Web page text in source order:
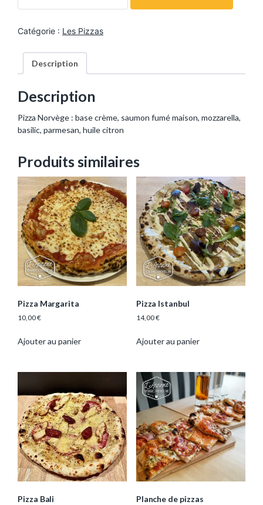
n
t
i
z
a
o
r
v
e
Catégorie : Les Pizzas
Description
Description
Pizza Norvège : base crème, saumon fumé maison, mozzarella,
basilic, parmesan, huile citron
Produits similaires
Pizza Margarita
10,00€
Ajouter au panier
Pizza Istanbul
14,00€
Ajouter au panier
Pizza Bali Planche de pizzas